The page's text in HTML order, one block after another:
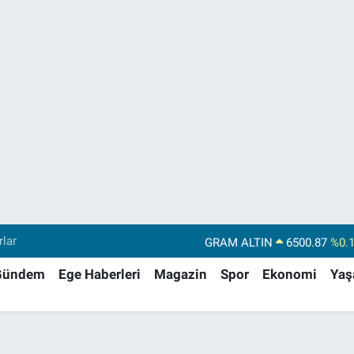
GRAM ALTIN 6500.87
BİST100
13.799
Ege Haberleri Magazin Spor Ekonomi